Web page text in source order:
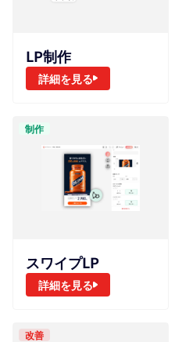
LP制作
詳細を見る
制作
スワイプLP
詳細を見る
改善